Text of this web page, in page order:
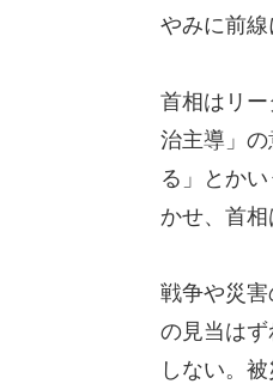
やみに前線
首相はリ
治主導」
る」とか
かせ、首相
戦争や災
の見当は
しない。